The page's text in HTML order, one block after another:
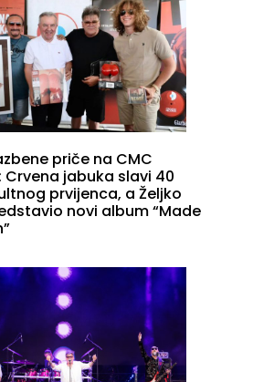
priče na CMC
Crvena jabuka slavi 40
prvijenca, a Željko
novi album “Made